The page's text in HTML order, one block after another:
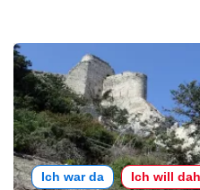
Ich war da Ich will